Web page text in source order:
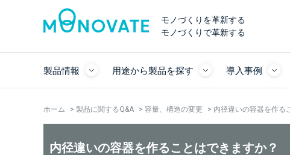
モノづくりを革新する
モノづくりで革新する
製品情報 用途から製品を探す 導入事例
ホーム > 製品に関するQ&A > 容量、構造の変更 > 内径違いの容器を作る
内径違いの容器を作ることはできますか？